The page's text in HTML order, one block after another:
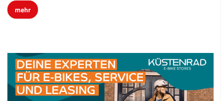
mehr